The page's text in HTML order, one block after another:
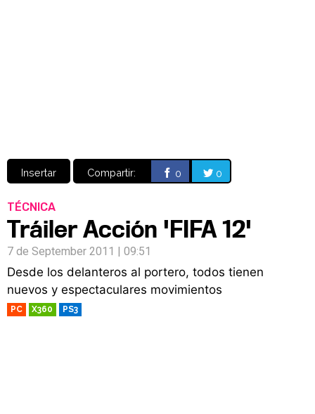
Insertar Compartir: 0 0
TÉCNICA
Tráiler Acción 'FIFA 12'
7 de September 2011 | 09:51
Desde los delanteros al portero, todos tienen
nuevos y espectaculares movimientos
PC X360 PS3